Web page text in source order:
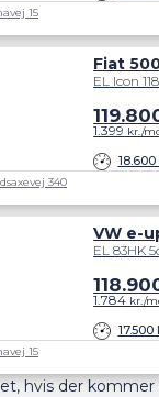
15
Fiat
EL Icon
1.399 kr./
340
VW e-
EL 83HK
17.500
1.784 kr./
15
hvis der kommer